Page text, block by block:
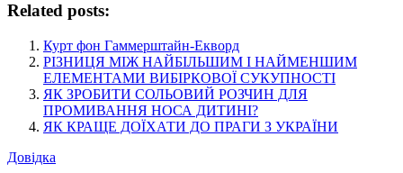
Related posts:
Курт фон Гаммерштайн-Екворд
РІЗНИЦЯ МІЖ НАЙБІЛЬШИМ І НАЙМЕНШИМ
ЕЛЕМЕНТАМИ ВИБІРКОВОЇ СУКУПНОСТІ
ЯК ЗРОБИТИ СОЛЬОВИЙ РОЗЧИН ДЛЯ
ПРОМИВАННЯ НОСА ДИТИНІ?
ЯК КРАЩЕ ДОЇХАТИ ДО ПРАГИ З УКРАЇНИ
Довідка